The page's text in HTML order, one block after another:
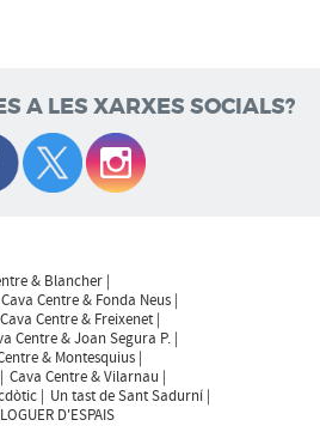
A LES XARXES SOCIALS?
& Blancher
Cava Centre & Fonda Neus
Cava Centre & Freixenet
Centre & Joan Segura P.
& Montesquius
Cava Centre & Vilarnau
Un tast de Sant Sadurní
D'ESPAIS